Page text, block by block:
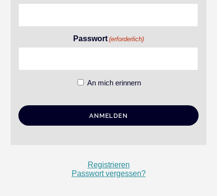
Passwort (erforderlich)
An mich erinnern
Registrieren
Passwort vergessen?